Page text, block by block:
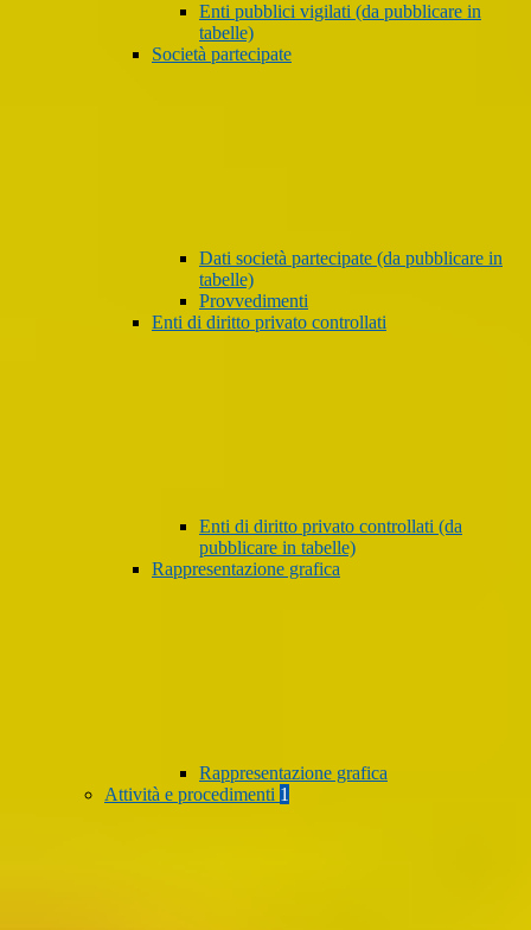
Enti pubblici vigilati (da pubblicare in
tabelle)
Società partecipate
Dati società partecipate (da pubblicare in
tabelle)
Provvedimenti
Enti di diritto privato controllati
Enti di diritto privato controllati (da
pubblicare in tabelle)
Rappresentazione grafica
Rappresentazione grafica
Attività e procedimenti 1